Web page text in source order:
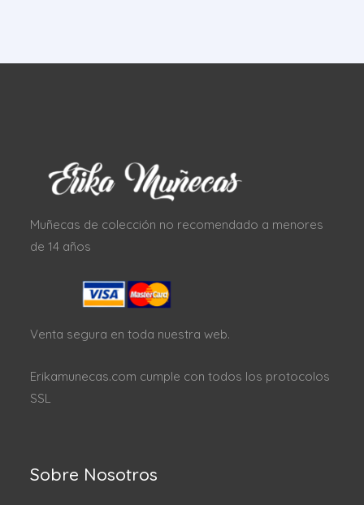
Muñecas de colección no recomendado a menores
de 14 años
Venta segura en toda nuestra web.
Erikamunecas.com cumple con todos los protocolos
SSL
Sobre Nosotros